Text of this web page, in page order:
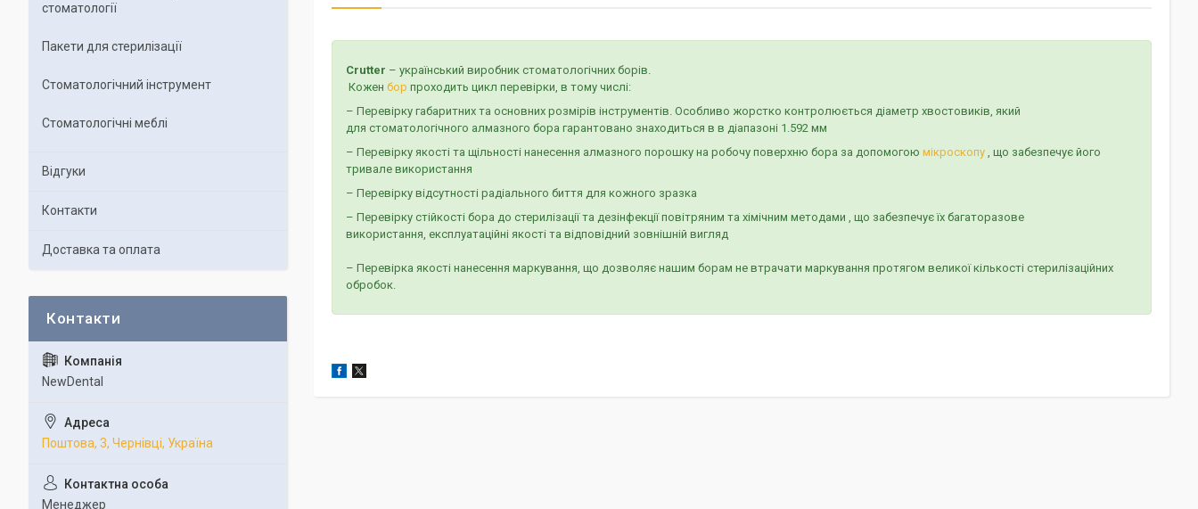
Crutter – український виробник стоматологічних борів.
Кожен бор проходить цикл перевірки, в тому числі:
– Перевірку габаритних та основних розмірів інструментів. Особливо жорстко контролюється діаметр хвостовиків, який
для стоматологічного алмазного бора гарантовано знаходиться в в діапазоні 1.592 мм
– Перевірку якості та щільності нанесення алмазного порошку на робочу поверхню бора за допомогою мікроскопу , що забезпечує його
тривале використання
– Перевірку відсутності радіального биття для кожного зразка
– Перевірку стійкості бора до стерилізації та дезінфекції повітряним та хімічним методами , що забезпечує їх багаторазове
використання, експлуатаційні якості та відповідний зовнішній вигляд
– Перевірка якості нанесення маркування, що дозволяє нашим борам не втрачати маркування протягом великої кількості стерилізаційних
обробок.
стоматології
Пакети для стерилізації
Стоматологічний інструмент
Стоматологічні меблі
Відгуки
Контакти
Доставка та оплата
NewDental
Поштова, 3, Чернівці, Україна
Менеджер